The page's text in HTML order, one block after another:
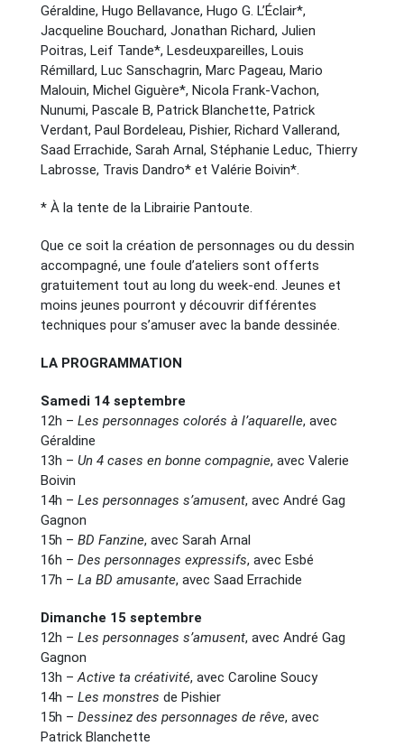
Géraldine, Hugo Bellavance, Hugo G. L’Éclair*,
Jacqueline Bouchard, Jonathan Richard, Julien
Poitras, Leif Tande*, Lesdeuxpareilles, Louis
Rémillard, Luc Sanschagrin, Marc Pageau, Mario
Malouin, Michel Giguère*, Nicola Frank-Vachon,
Nunumi, Pascale B, Patrick Blanchette, Patrick
Verdant, Paul Bordeleau, Pishier, Richard Vallerand,
Saad Errachide, Sarah Arnal, Stéphanie Leduc, Thierry
Labrosse, Travis Dandro* et Valérie Boivin*.
* À la tente de la Librairie Pantoute.
Que ce soit la création de personnages ou du dessin
accompagné, une foule d’ateliers sont offerts
gratuitement tout au long du week-end. Jeunes et
moins jeunes pourront y découvrir différentes
techniques pour s’amuser avec la bande dessinée.
LA PROGRAMMATION
Samedi 14 septembre
12h – Les personnages colorés à l’aquarelle, avec
Géraldine
13h – Un 4 cases en bonne compagnie, avec Valerie
Boivin
14h – Les personnages s’amusent, avec André Gag
Gagnon
15h – BD Fanzine, avec Sarah Arnal
16h – Des personnages expressifs, avec Esbé
17h – La BD amusante, avec Saad Errachide
Dimanche 15 septembre
12h – Les personnages s’amusent, avec André Gag
Gagnon
13h –Active ta créativité, avec Caroline Soucy
14h – Les monstres de Pishier
15h – Dessinez des personnages de rêve, avec
Patrick Blanchette